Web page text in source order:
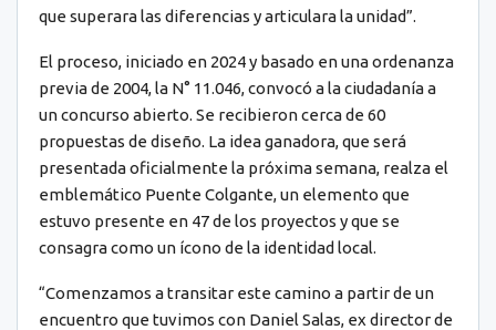
que superara las diferencias y articulara la unidad”.
El proceso, iniciado en 2024 y basado en una ordenanza
previa de 2004, la N° 11.046, convocó a la ciudadanía a
un concurso abierto. Se recibieron cerca de 60
propuestas de diseño. La idea ganadora, que será
presentada oficialmente la próxima semana, realza el
emblemático Puente Colgante, un elemento que
estuvo presente en 47 de los proyectos y que se
consagra como un ícono de la identidad local.
“Comenzamos a transitar este camino a partir de un
encuentro que tuvimos con Daniel Salas, ex director de